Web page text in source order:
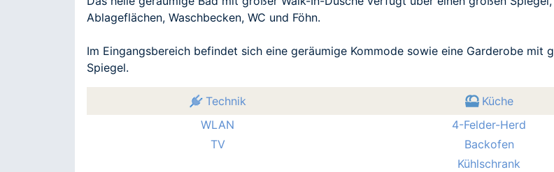
Ablageflächen, Waschbecken, WC und Föhn.
Im Eingangsbereich befindet sich eine geräumige Kommode sowie eine Garderobe mit
Spiegel.
Technik
WLAN
TV
Küche
4-Felder-Herd
Backofen
Kühlschrank